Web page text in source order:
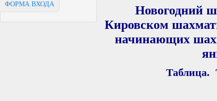
ФОРМА ВХОДА
Новогодний
Кировском
начинающих
Таблица.